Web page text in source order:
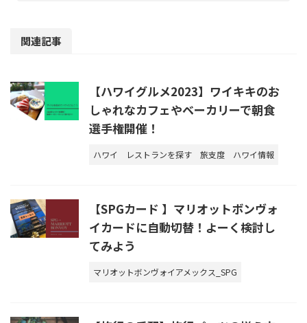
関連記事
【ハワイグルメ2023】ワイキキのお
しゃれなカフェやベーカリーで朝食
選手権開催！
ハワイ レストランを探す 旅支度 ハワイ情報
【SPGカード 】マリオットボンヴォ
イカードに自動切替！よーく検討し
てみよう
マリオットボンヴォイアメックス_SPG